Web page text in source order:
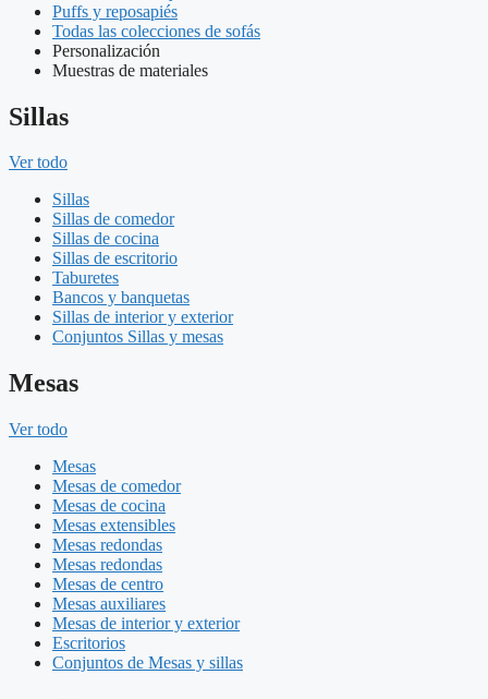
Puffs y reposapiés
Todas las colecciones de sofás
Personalización
Muestras de materiales
Sillas
Ver todo
Sillas
Sillas de comedor
Sillas de cocina
Sillas de escritorio
Taburetes
Bancos y banquetas
Sillas de interior y exterior
Conjuntos Sillas y mesas
Mesas
Ver todo
Mesas
Mesas de comedor
Mesas de cocina
Mesas extensibles
Mesas redondas
Mesas redondas
Mesas de centro
Mesas auxiliares
Mesas de interior y exterior
Escritorios
Conjuntos de Mesas y sillas